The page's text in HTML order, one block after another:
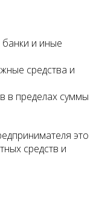
и иные
средства и
в пределах суммы
это
средств и